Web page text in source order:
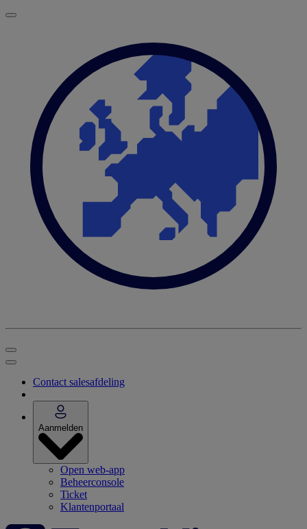
Contact salesafdeling
Aanmelden
Open web-app
Beheerconsole
Ticket
Klantenportaal